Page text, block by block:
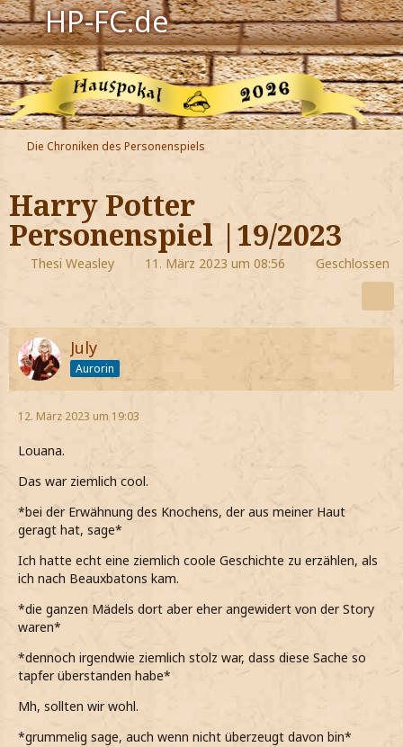
HP-FC.de
Navigation
Harry Potter
Der HP-FC
Hogwarts
Zauberwelt
Willkommen
Jetzt Fanclub-Mitglied werden!
Die Chroniken des Personenspiels
Harry Potter
Personenspiel |19/2023
Thesi Weasley 11. März 2023 um 08:56 Geschlossen
July
Aurorin
12. März 2023 um 19:03
Louana.
Das war ziemlich cool.
*bei der Erwähnung des Knochens, der aus meiner Haut
geragt hat, sage*
Ich hatte echt eine ziemlich coole Geschichte zu erzählen, als
ich nach Beauxbatons kam.
*die ganzen Mädels dort aber eher angewidert von der Story
waren*
*dennoch irgendwie ziemlich stolz war, dass diese Sache so
tapfer überstanden habe*
Mh, sollten wir wohl.
*grummelig sage, auch wenn nicht überzeugt davon bin*